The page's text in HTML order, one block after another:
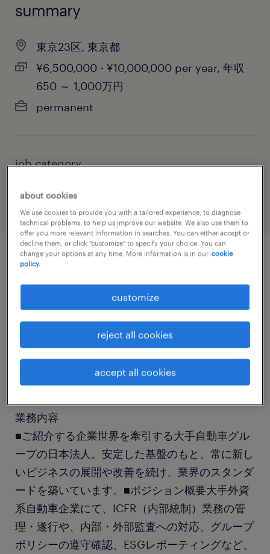
summary
東京23区, 東京都
¥6,500,000 - ¥10,000,000 per year, 年収
650 ～ 1,000万円
permanent
job category
job details
社名
社名非公開
職種
法務、コンプライアンス、内部統制
業務内容
■ご紹介する企業世界を牽引する大手自動車グル
ープの日本法人。安定した基盤のもと、常に新し
いビジネスの展開や改善を続け、業界のスタンダ
ードを築いています。■ポジション概要大手外資
系自動車企業にて、ICFR（内部統制）業務の管
理・遂行や、内部・外部監査への対応、グループ
ポリシーの遵守確認、ESGレポーティングなど、
about cookies
We use cookies to provide you with a tailored experience, to diagnose
technical problems, to help us improve our website. We also use them to
offer you more relevant information in searches. You can either accept or
decline them, or click "customize" to specify your choice. You can
change your options at any time. More information is in our cookie
policy.
customize
reject all cookies
accept all cookies